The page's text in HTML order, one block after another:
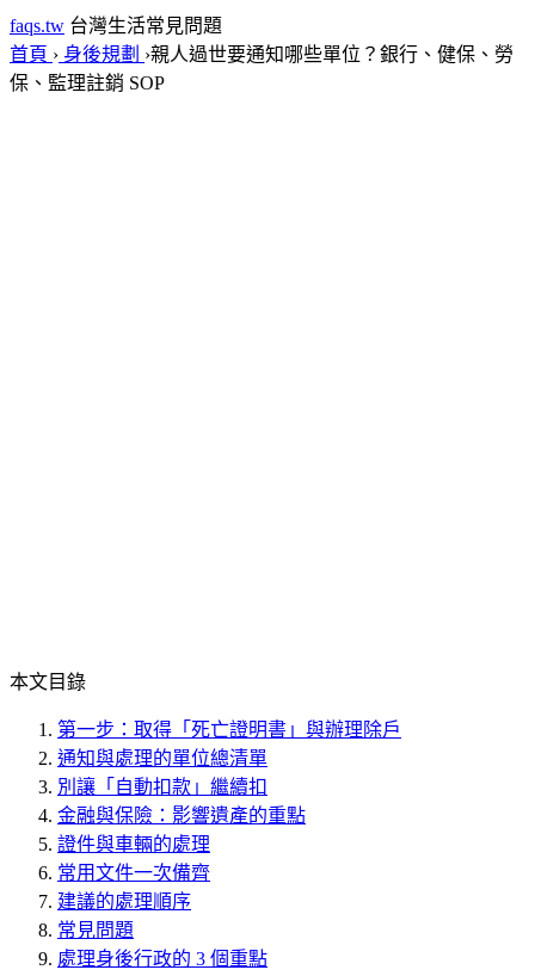
faqs.tw 台灣生活常見問題
首頁 › 身後規劃 ›親人過世要通知哪些單位？銀行、健保、勞
保、監理註銷 SOP
本文目錄
第一步：取得「死亡證明書」與辦理除戶
通知與處理的單位總清單
別讓「自動扣款」繼續扣
金融與保險：影響遺產的重點
證件與車輛的處理
常用文件一次備齊
建議的處理順序
常見問題
處理身後行政的 3 個重點